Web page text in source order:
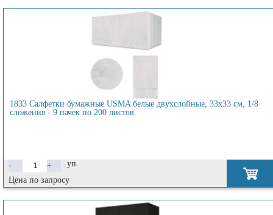
1833 Салфетки бумажные USMA белые двухслойные, 33х33 см, 1/8
сложения - 9 пачек по 200 листов
- +
уп.
Цена по запросу